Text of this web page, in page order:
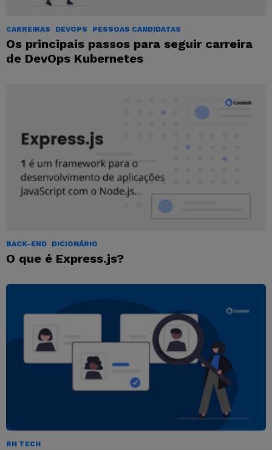
CARREIRAS DEVOPS PESSOAS CANDIDATAS
Os principais passos para seguir carreira
de DevOps Kubernetes
BACK-END DICIONÁRIO
O que é Express.js?
RH TECH